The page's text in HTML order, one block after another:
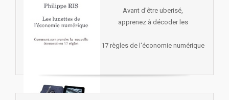
Avant d'être uberisé,
apprenez à décoder les
17 règles de l'économie numérique